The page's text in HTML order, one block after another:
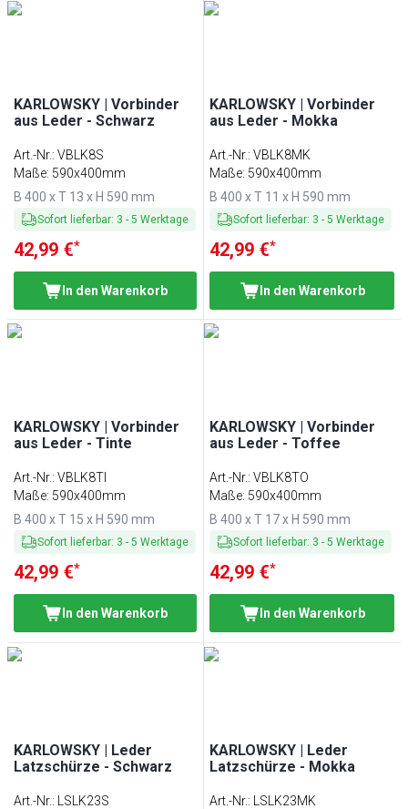
KARLOWSKY | Vorbinder
aus Leder - Schwarz
Art.-Nr.: VBLK8S
Maße: 590x400mm
B 400 x T 13 x H 590 mm
Sofort lieferbar: 3 - 5 Werktage
42,99 €*
In den Warenkorb
KARLOWSKY | Vorbinder
aus Leder - Mokka
Art.-Nr.:VBLK8MK
Maße: 590x400mm
B 400 x T 11 x H 590 mm
Sofort lieferbar: 3 -5 Werktage
42,99 €*
In den Warenkorb
KARLOWSKY | Vorbinder
aus Leder - Tinte
Art.-Nr.: VBLK8TI
Maße: 590x400mm
B 400 x T 15 x H 590 mm
Sofort lieferbar: 3 - 5 Werktage
42,99 €*
In den Warenkorb
KARLOWSKY | Vorbinder
aus Leder - Toffee
Art.-Nr.:VBLK8TO
Maße: 590x400mm
B 400 x T 17 x H 590 mm
Sofort lieferbar: 3 -5 Werktage
42,99 €*
In den Warenkorb
KARLOWSKY | Leder
Latzschürze - Schwarz
Art.-Nr.: LSLK23S
KARLOWSKY | Leder
Latzschürze - Mokka
Art.-Nr.: LSLK23MK